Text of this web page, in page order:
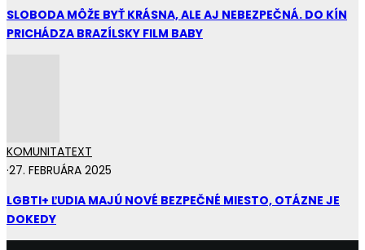
SLOBODA MÔŽE BYŤ KRÁSNA, ALE AJ NEBEZPEČNÁ. DO KÍN
PRICHÁDZA BRAZÍLSKY FILM BABY
KOMUNITATEXT
·27. FEBRUÁRA 2025
LGBTI+ ĽUDIA MAJÚ NOVÉ BEZPEČNÉ MIESTO, OTÁZNE JE
DOKEDY